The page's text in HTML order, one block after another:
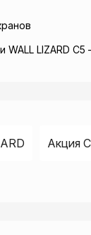
WALL LIZARD
Акция